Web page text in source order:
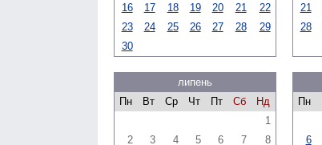
16
17 18 19 20 21
22
23
24 25 26 27 28
29
30
21
28
липень
Пн
Вт Ср Чт Пт Сб
Нд
1
2
3 4 5 6 7
8
Пн
6